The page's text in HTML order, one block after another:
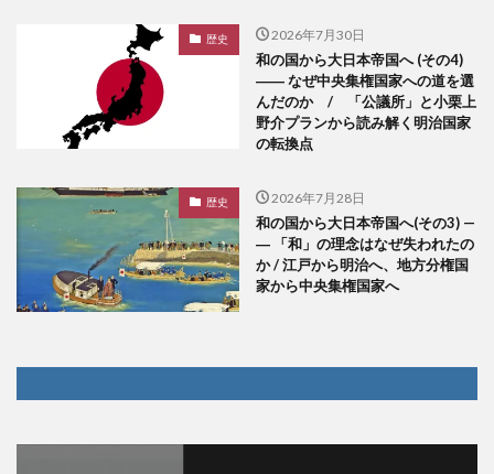
歴史 2026年7月30日
和の国から大日本帝国へ (その4)
―― なぜ中央集権国家への道を選
んだのか / 「公議所」と小栗上
野介プランから読み解く明治国家
の転換点
歴史 2026年7月28日
和の国から大日本帝国へ(その3) —
― 「和」の理念はなぜ失われたの
か / 江戸から明治へ、地方分権国
家から中央集権国家へ